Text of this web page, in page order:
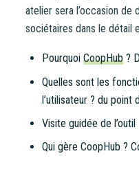
atelier sera l’occasion de
sociétaires dans le détail
Pourquoi CoopHub?
Quelles sont les
l’utilisateur ? du point
Visite guidée de l’outil
Qui gère CoopHub ?